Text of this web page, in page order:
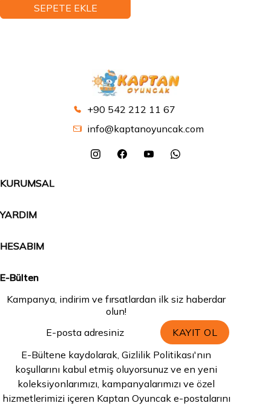
SEPETE EKLE
+90 542 212 11 67
info@kaptanoyuncak.com
KURUMSAL
YARDIM
HESABIM
E-Bülten
Kampanya, indirim ve fırsatlardan ilk siz haberdar
olun!
KAYIT OL
E-Bültene kaydolarak, Gizlilik Politikası'nın
koşullarını kabul etmiş oluyorsunuz ve en yeni
koleksiyonlarımızı, kampanyalarımızı ve özel
hizmetlerimizi içeren Kaptan Oyuncak e-postalarını